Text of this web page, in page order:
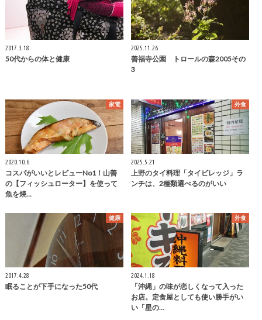
2017.3.18
50代からの体と健康
2025.11.26
善福寺公園 トロールの森2005その
3
家電
2020.10.6
コスパがいいとレビューNo1！山善
の【フィッシュローター】を使って
魚を焼…
外食
2025.5.21
上野のタイ料理「タイビレッジ」ラ
ンチは、2種類選べるのがいい
健康
2017.4.28
眠ることが下手になった50代
外食
2024.1.18
「沖縄」の味が恋しくなって入った
お店。定食屋としても使い勝手がい
い「星の…